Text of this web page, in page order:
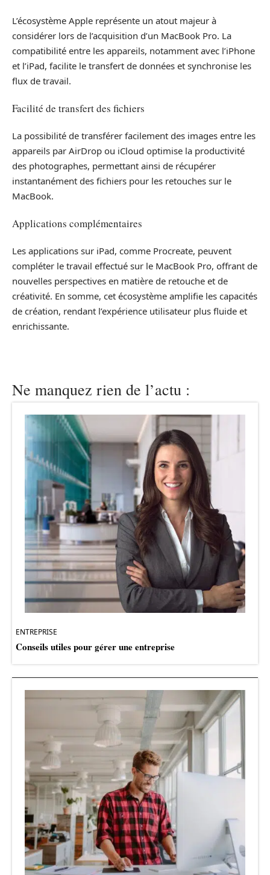
L’écosystème Apple représente un atout majeur à
considérer lors de l’acquisition d’un MacBook Pro. La
compatibilité entre les appareils, notamment avec l’iPhone
et l’iPad, facilite le transfert de données et synchronise les
flux de travail.
Facilité de transfert des fichiers
La possibilité de transférer facilement des images entre les
appareils par AirDrop ou iCloud optimise la productivité
des photographes, permettant ainsi de récupérer
instantanément des fichiers pour les retouches sur le
MacBook.
Applications complémentaires
Les applications sur iPad, comme Procreate, peuvent
compléter le travail effectué sur le MacBook Pro, offrant de
nouvelles perspectives en matière de retouche et de
créativité. En somme, cet écosystème amplifie les capacités
de création, rendant l’expérience utilisateur plus fluide et
enrichissante.
Ne manquez rien de l’actu :
ENTREPRISE
Conseils utiles pour gérer une entreprise